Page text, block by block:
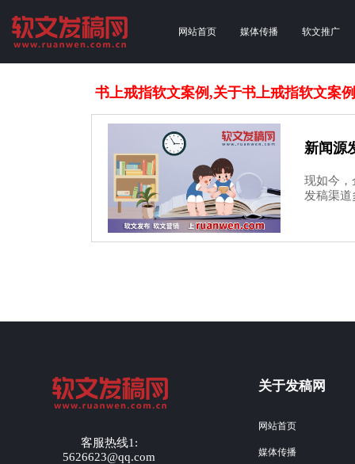
网站首页 媒体传播 软文推广
书上戒指软文案例,关于书上戒指软文案
新闻源
现如今，
发稿渠道
客服热线1:
5626623@qq.com
关于发稿网
网站首页
媒体传播